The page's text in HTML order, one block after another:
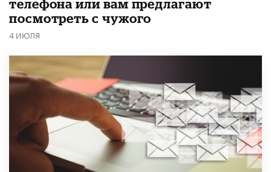
телефона или вам предлагают
посмотреть с чужого
4 ИЮЛЯ